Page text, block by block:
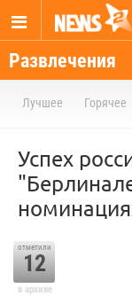
Развлечения
Лучшее Горячее
Успех
отметили
12
в архиве